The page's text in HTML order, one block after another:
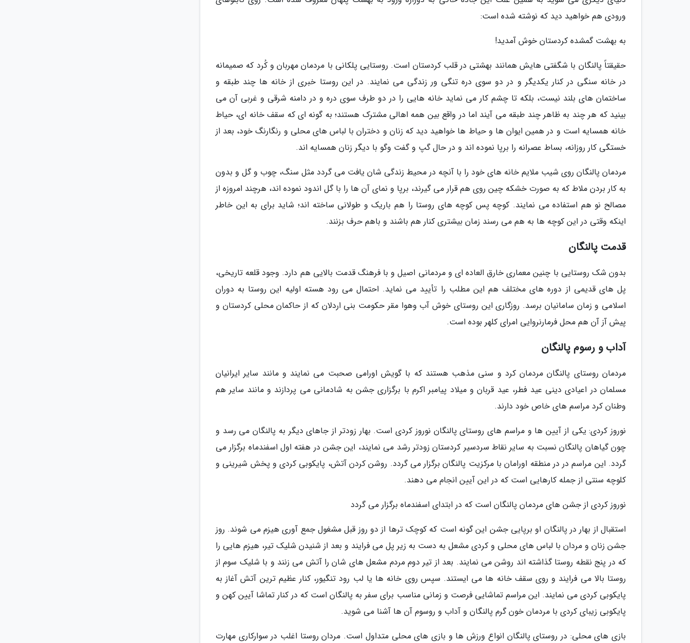
ورودی هم خواهید دید که نوشته شده است:
به بهشت گمشده کردستان خوش آمدید!
حقیقتاً پالنگان با شگفتی هایش همانند بهشتی در قلب کردستان است. روستایی پلکانی با مردمان مهربان و کُرد که صمیمانه
در خانه سنگی در کنار یکدیگر و در دو سوی دره تنگی ور زندگی می نمایند. در این روستا خبری از خانه ها چند طبقه و
ساختمان های بلند نیست، بلکه تا چشم کار می نماید خانه هایی را در دو طرف سوی دره و در دامنه شرقی و غربی آن می
بینید که هر چند به ظاهر چند طبقه می آیند اما در واقع بین همه اهالی مشترک هستند؛ به گونه ای که سقف خانه ای، حیاط
خانه همسایه است و در همین ایوان ها و حیاط ها خواهید دید که زنان و دختران با لباس های محلی و رنگارنگ خود، بعد از
خستگی کار روزانه، بساط عصرانه را برپا نموده اند و در حال گپ و گفت وگو با دیگر زنان همسایه اند.
مردمان پالنگان روی شیب ملایم خانه های خود را با آنچه در محیط زندگی شان یافت می گردد مثل سنگ، چوب و گل و بدون
به کار بردن ملاط که به صورت خشکه چین روی هم قرار می گیرند، برپا و نمای آن ها را با گل اندود نموده اند، هرچند امروزه از
مصالح نو هم استفاده می نمایند. کوچه پس کوچه های روستا را هم باریک و طولانی ساخته اند؛ شاید برای به این خاطر
اینکه وقتی در این کوچه ها به هم می رسند زمان بیشتری کنار هم باشند و باهم حرف بزنند.
قدمت پالنگان
بدون شک روستایی با چنین معماری خارق العاده ای و مردمانی اصیل و با فرهنگ قدمت بالایی هم دارد. وجود قلعه تاریخی،
پل های قدیمی از دوره های مختلف هم این مطلب را تأیید می نماید. احتمال می رود هسته اولیه این روستا به دوران
اسلامی و زمان سامانیان برسد. روزگاری این روستای خوش آب وهوا مقر حکومت بنی اردلان که از حاکمان محلی کردستان و
پیش آز آن هم محل فرمارنروایی امرای کلهر بوده است.
آداب و رسوم پالنگان
مردمان روستای پالنگان مردمان کرد و سنی مذهب هستند که با گویش اورامی صحبت می نمایند و مانند سایر ایرانیان
مسلمان در اعیادی دینی عید فطر، عید قربان و میلاد پیامبر اکرم با برگزاری جشن به شادمانی می پردازند و مانند سایر هم
وطنان کرد مراسم های خاص خود دارند.
نوروز کردی: یکی از آیین ها و مراسم های روستای پالنگان نوروز کردی است. بهار زودتر از جاهای دیگر به پالنگان می رسد و
چون گیاهان پالنگان نسبت به سایر نقاط سردسیر کردستان زودتر رشد می نمایند، این جشن در هفته اول اسفندماه برگزار می
گردد. این مراسم در در منطقه اورامان با مرکزیت پالنگان برگزار می گردد. روشن کردن آتش، پایکوبی کردی و پخش شیرینی و
کلوچه سنتی از جمله کارهایی است که در این آیین انجام می دهند.
نوروز کردی از جشن های مردمان پالنگان است که در ابتدای اسفندماه برگزار می گردد
استقبال از بهار در پالنگان او برپایی جشن این گونه است که کوچک ترها از دو روز قبل مشغول جمع آوری هیزم می شوند. روز
جشن زنان و مردان با لباس های محلی و کردی مشعل به دست به زیر پل می فرایند و بعد از شنیدن شلیک تیر، هیزم هایی را
که در پنج نقطه روستا گذاشته اند روشن می نمایند. بعد از تیر دوم مردم مشعل های شان را آتش می زنند و با شلیک سوم از
روستا بالا می فرایند و روی سقف خانه ها می ایستند. سپس روی خانه ها یا لب رود تنگیور، کنار عظیم ترین آتش آغاز به
پایکوبی کردی می نمایند. این مراسم تماشایی فرصت و زمانی مناسب برای سفر به پالنگان است که در کنار تماشا آیین کهن و
پایکوبی زیبای کردی با مردمان خون گرم پالنگان و آداب و روسوم آن ها آشنا می شوید.
بازی های محلی: در روستای پالنگان انواع ورزش ها و بازی های محلی متداول است. مردان روستا اغلب در سوارکاری مهارت